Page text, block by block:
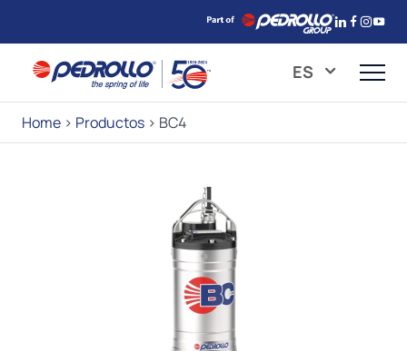
ES
Home > Productos > BC4